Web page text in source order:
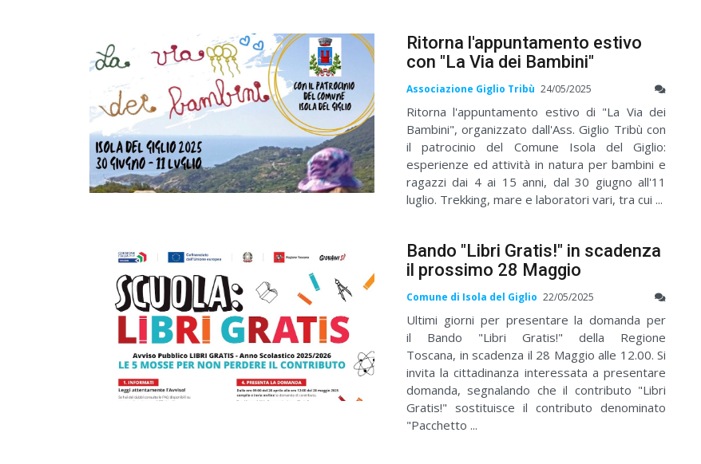
Ritorna l'appuntamento estivo
con "La Via dei Bambini"
Associazione Giglio Tribù 24/05/2025
Ritorna l'appuntamento estivo di "La Via dei
Bambini", organizzato dall'Ass. Giglio Tribù con
il patrocinio del Comune Isola del Giglio:
esperienze ed attività in natura per bambini e
ragazzi dai 4 ai 15 anni, dal 30 giugno all'11
luglio. Trekking, mare e laboratori vari, tra cui ...
Bando "Libri Gratis!" in scadenza
il prossimo 28 Maggio
Comune di Isola del Giglio 22/05/2025
Ultimi giorni per presentare la domanda per
il Bando "Libri Gratis!" della Regione
Toscana, in scadenza il 28 Maggio alle 12.00. Si
invita la cittadinanza interessata a presentare
domanda, segnalando che il contributo "Libri
Gratis!" sostituisce il contributo denominato
"Pacchetto ...